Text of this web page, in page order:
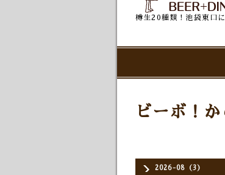
樽生20種類！池袋東口
2026-08（3）
ビーボ！か